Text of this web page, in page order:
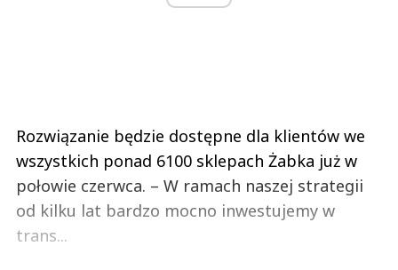
Rozwiązanie będzie dostępne dla klientów we
wszystkich ponad 6100 sklepach Żabka już w
połowie czerwca. – W ramach naszej strategii
od kilku lat bardzo mocno inwestujemy w
trans...